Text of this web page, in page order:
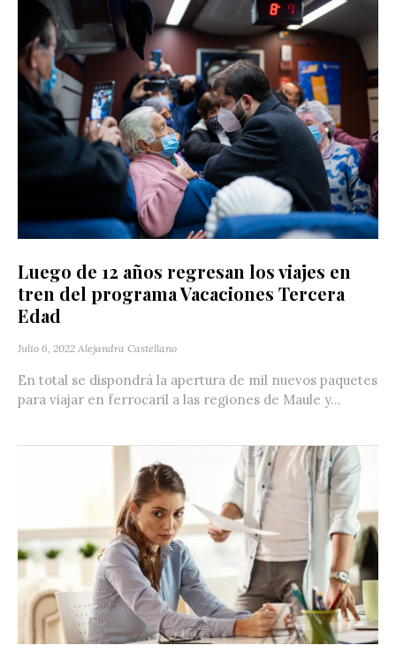
Luego de 12 años regresan los viajes en
tren del programa Vacaciones Tercera
Edad
Julio 6, 2022 Alejandra Castellano
En total se dispondrá la apertura de mil nuevos paquetes
para viajar en ferrocaril a las regiones de Maule y...